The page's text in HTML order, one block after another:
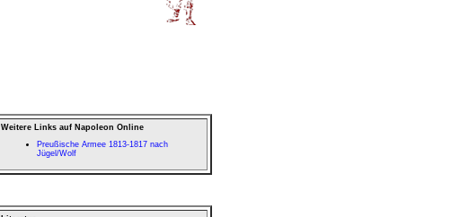
Weitere Links auf Napoleon Online
Preußische Armee 1813-1817 nach
Jügel/Wolf